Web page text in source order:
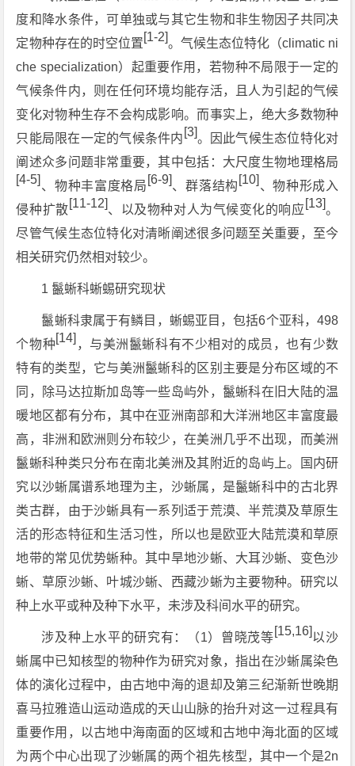
度和降水条件，可单独或与其它生物和非生物因子共同决
定物种存在的时空位置[1-2]。气候生态位特化（climatic ni
che specialization）起重要作用，若物种不局限于一定的
气候条件内，则在任何环境均能存活，且人为引起的气候
变化对物种生存不会构成影响。而事实上，绝大多数物种
只能局限在一定的气候条件内 [3]。因此气候生态位特化对
阐述众多问题非常重要，其中包括：大尺度生物地理格局
[4-5] 、物种丰富度格局 [6-9]、群落结构 [10]、物种形成入
侵种扩散[11-12]、以及物种对人为气候变化的响应 [13]。
尽管气候生态位特化对清晰阐述很多问题至关重要，至今
相关研究仍然相对较少。
1 鬣蜥科蜥蜴研究现状
鬣蜥科隶属于有鳞目，蜥蜴亚目，包括6个亚科，498
个物种[14] ，与美洲鬣蜥科有不少相对的成员，也有少数
特有的类型，它与美洲鬣蜥科的区别主要是分布区域的不
同，除马达拉斯加岛等一些岛屿外，鬣蜥科在旧大陆的温
暖地区都有分布，其中在亚洲南部和大洋洲地区丰富度最
高，非洲和欧洲则分布较少，在美洲几乎不出现，而美洲
鬣蜥科种类只分布在南北美洲及其附近的岛屿上。国内研
究以沙蜥属谱系地理为主，沙蜥属，是鬣蜥科中的古北界
类古群，由于沙蜥具有一系列适于荒漠、半荒漠及草原生
活的形态特征和生活习性，所以也是欧亚大陆荒漠和草原
地带的常见优势蜥种。其中旱地沙蜥、大耳沙蜥、变色沙
蜥、草原沙蜥、叶城沙蜥、西藏沙蜥为主要物种。研究以
种上水平或种及种下水平，未涉及科间水平的研究。
涉及种上水平的研究有：（1）曾晓茂等[15,16]以沙
蜥属中已知核型的物种作为研究对象，指出在沙蜥属染色
体的演化过程中，由古地中海的退却及第三纪渐新世晚期
喜马拉雅造山运动造成的天山山脉的抬升对这一过程具有
重要作用，以古地中海南面的区域和古地中海北面的区域
为两个中心出现了沙蜥属的两个祖先核型，其中一个是2n